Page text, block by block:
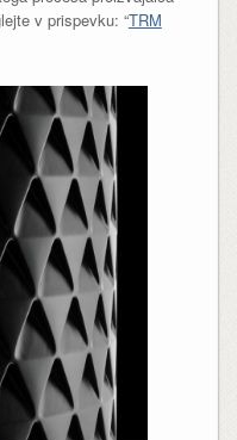
v prispevku: “TRM